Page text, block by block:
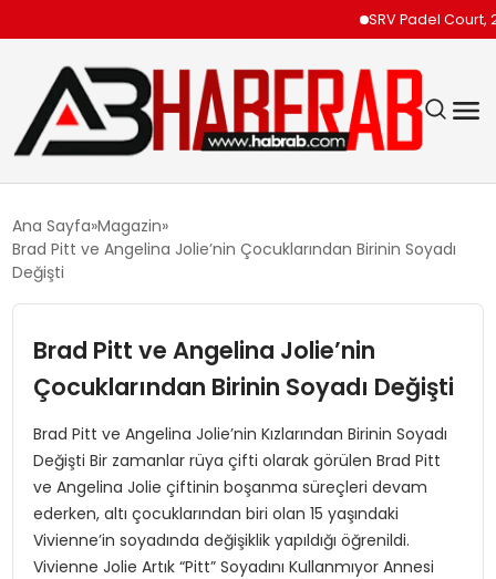
SRV Padel Court,
EKONOMI
TEKNOLOJI
SPOR
SAĞLIK
MAGAZIN
Ana Sayfa Magazin
Brad Pitt ve Angelina Jolie’nin Çocuklarından Birinin Soyadı
Değişti
Brad Pitt ve Angelina Jolie’nin
Çocuklarından Birinin Soyadı Değişti
Brad Pitt ve Angelina Jolie’nin Kızlarından Birinin Soyadı
Değişti Bir zamanlar rüya çifti olarak görülen Brad Pitt
ve Angelina Jolie çiftinin boşanma süreçleri devam
ederken, altı çocuklarından biri olan 15 yaşındaki
Vivienne’in soyadında değişiklik yapıldığı öğrenildi.
Vivienne Jolie Artık “Pitt” Soyadını Kullanmıyor Annesi